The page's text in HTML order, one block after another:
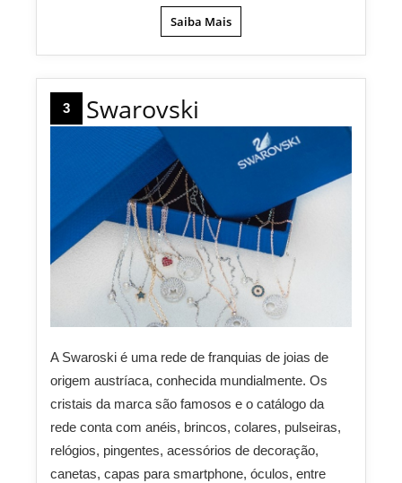
Saiba Mais
3 Swarovski
A Swaroski é uma rede de franquias de joias de
origem austríaca, conhecida mundialmente. Os
cristais da marca são famosos e o catálogo da
rede conta com anéis, brincos, colares, pulseiras,
relógios, pingentes, acessórios de decoração,
canetas, capas para smartphone, óculos, entre